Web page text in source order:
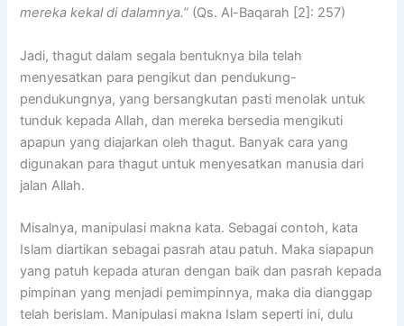
mereka kekal di dalamnya.” (Qs. Al-Baqarah [2]: 257)
Jadi, thagut dalam segala bentuknya bila telah
menyesatkan para pengikut dan pendukung-
pendukungnya, yang bersangkutan pasti menolak untuk
tunduk kepada Allah, dan mereka bersedia mengikuti
apapun yang diajarkan oleh thagut. Banyak cara yang
digunakan para thagut untuk menyesatkan manusia dari
jalan Allah.
Misalnya, manipulasi makna kata. Sebagai contoh, kata
Islam diartikan sebagai pasrah atau patuh. Maka siapapun
yang patuh kepada aturan dengan baik dan pasrah kepada
pimpinan yang menjadi pemimpinnya, maka dia dianggap
telah berislam. Manipulasi makna Islam seperti ini, dulu